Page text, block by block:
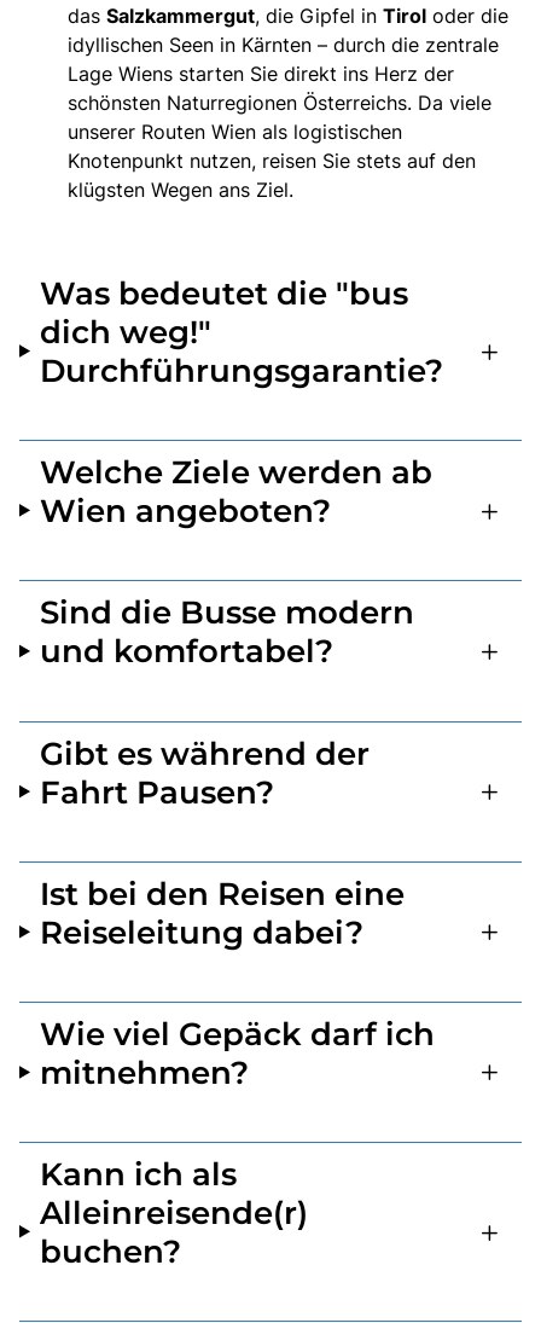
Was bedeutet die "bus
dich weg!"
Durchführungsgarantie?
Welche Ziele werden ab
Wien angeboten?
Sind die Busse modern
und komfortabel?
Gibt es während der
Fahrt Pausen?
Ist bei den Reisen eine
Reiseleitung dabei?
Wie viel Gepäck darf ich
mitnehmen?
Kann ich als
Alleinreisende(r)
buchen?
das Salzkammergut, die Gipfel in Tirol oder die
idyllischen Seen in Kärnten – durch die zentrale
Lage Wiens starten Sie direkt ins Herz der
schönsten Naturregionen Österreichs. Da viele
unserer Routen Wien als logistischen
Knotenpunkt nutzen, reisen Sie stets auf den
klügsten Wegen ans Ziel.